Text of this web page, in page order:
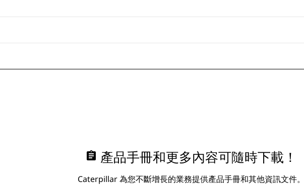
assignment 產品手冊和更多內容可隨時下載！
Caterpillar 為您不斷增長的業務提供產品手冊和其他資訊文件